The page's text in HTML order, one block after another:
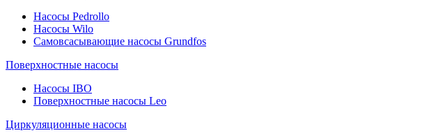
Насосы Pedrollo
Насосы Wilo
Самовсасывающие насосы Grundfos
Поверхностные насосы
Насосы IBO
Поверхностные насосы Leo
Циркуляционные насосы